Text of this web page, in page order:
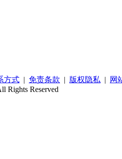
方式 | 免责条款 | 版权隐私 |
网
Rights Reserved